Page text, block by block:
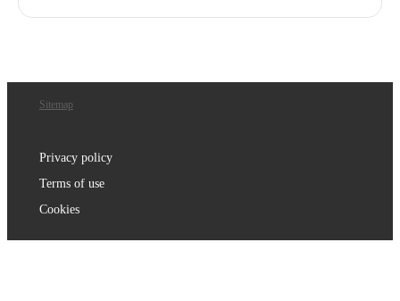
Sitemap
Privacy policy
Terms of use
Cookies